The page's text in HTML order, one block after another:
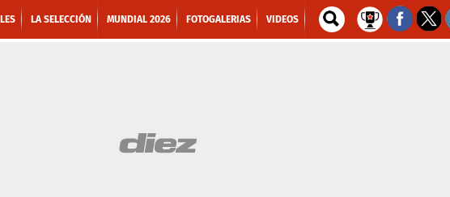
LA SELECCIÓN MUNDIAL 2026 FOTOGALERIAS VIDEOS